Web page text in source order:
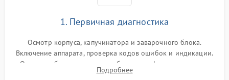
1. Первичная диагностика
Осмотр корпуса, капучинатора и заварочного блока.
Включение аппарата, проверка кодов ошибок и индикации.
Оценка работы помпы, термоблока и кофемолки на слух.
Измерение температуры и давления воды для выявления
Подробнее